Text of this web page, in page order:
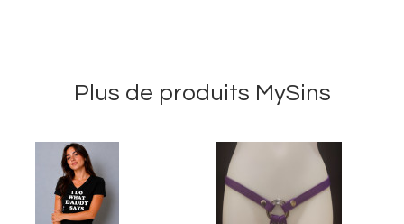
Plus de produits MySins